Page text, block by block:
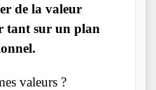
de la valeur
tant sur un plan
valeurs ?